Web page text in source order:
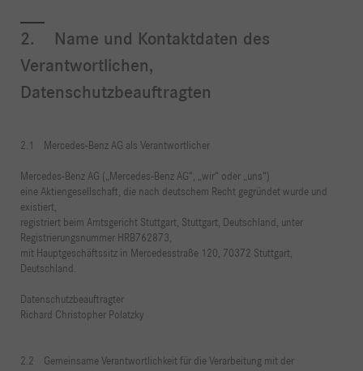
2. Name und Kontaktdaten des
Verantwortlichen,
Datenschutzbeauftragten
2.1 Mercedes-Benz AG als Verantwortlicher
Mercedes-Benz AG („Mercedes-Benz AG“, „wir“ oder „uns“)
eine Aktiengesellschaft, die nach deutschem Recht gegründet wurde und
existiert,
registriert beim Amtsgericht Stuttgart, Stuttgart, Deutschland, unter
Registrierungsnummer HRB762873,
mit Hauptgeschäftssitz in Mercedesstraße 120, 70372 Stuttgart,
Deutschland.
Datenschutzbeauftragter
Richard Christopher Polatzky
2.2 Gemeinsame Verantwortlichkeit für die Verarbeitung mit der